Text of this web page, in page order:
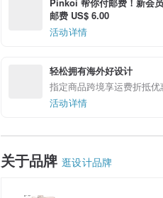
邮费 US$ 6.00
活动详情
轻松拥有海外好设计
指定商品跨境享运费折抵优
活动详情
关于品牌 逛设计品牌